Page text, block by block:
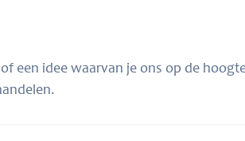
een idee waarvan je ons op de